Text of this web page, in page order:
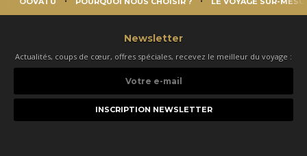
Newsletter
Actualités, coups de cœur, offres spéciales, recevez le meilleur du voyage :
e-